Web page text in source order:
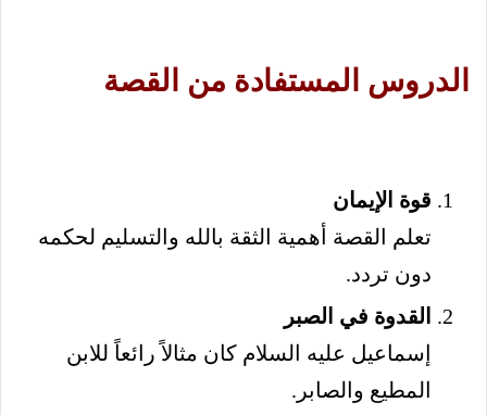
الدروس المستفادة من القصة
قوة الإيمان
تعلم القصة أهمية الثقة بالله والتسليم لحكمه
دون تردد.
القدوة في الصبر
إسماعيل عليه السلام كان مثالاً رائعاً للابن
المطيع والصابر.